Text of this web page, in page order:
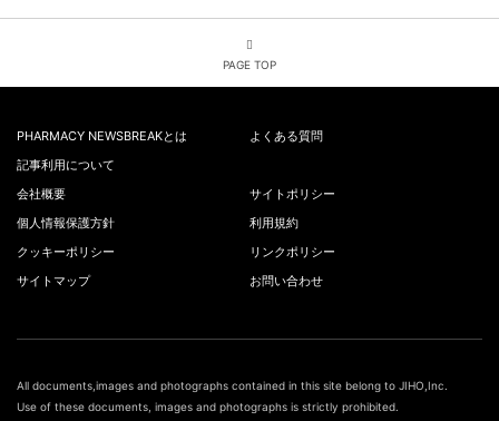
PAGE TOP
PHARMACY NEWSBREAKとは
よくある質問
記事利用について
会社概要
サイトポリシー
個人情報保護方針
利用規約
クッキーポリシー
リンクポリシー
サイトマップ
お問い合わせ
All documents,images and photographs contained in this site belong to JIHO,Inc.
Use of these documents, images and photographs is strictly prohibited.